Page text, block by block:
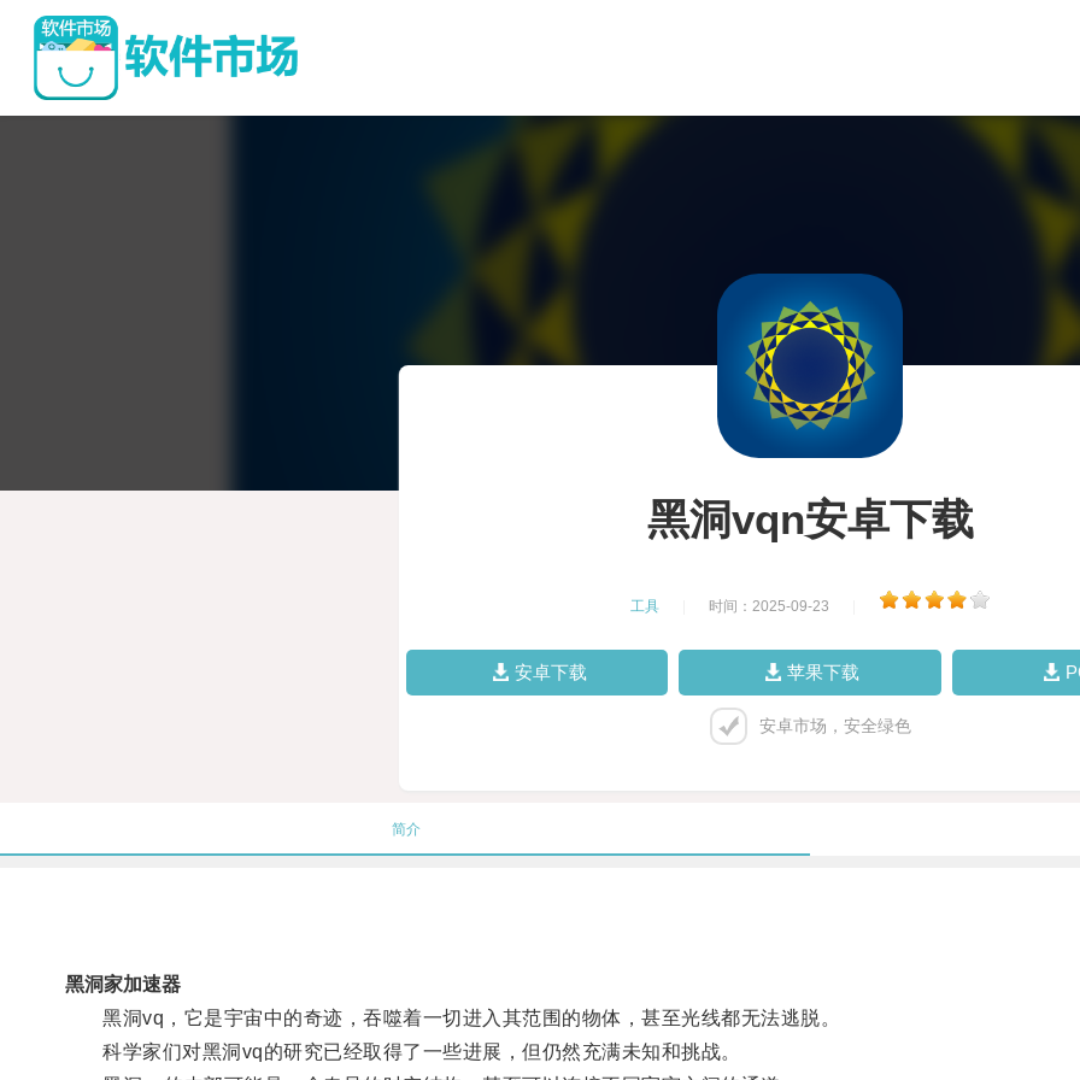
黑洞vqn安卓下载
工具 时间：2025-09-23
安卓下载 苹果下载
安卓市场，安全绿色
简介
黑洞家加速器
黑洞vq，它是宇宙中的奇迹，吞噬着一切进入其范围的物体，甚至光线都无法逃脱。
科学家们对黑洞vq的研究已经取得了一些进展，但仍然充满未知和挑战。